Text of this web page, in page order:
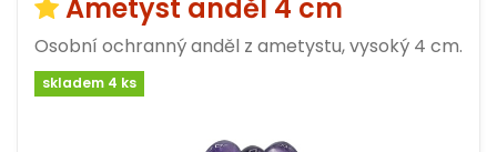
Ametyst anděl 4 cm
Osobní ochranný anděl z ametystu, vysoký 4 cm.
skladem 4 ks